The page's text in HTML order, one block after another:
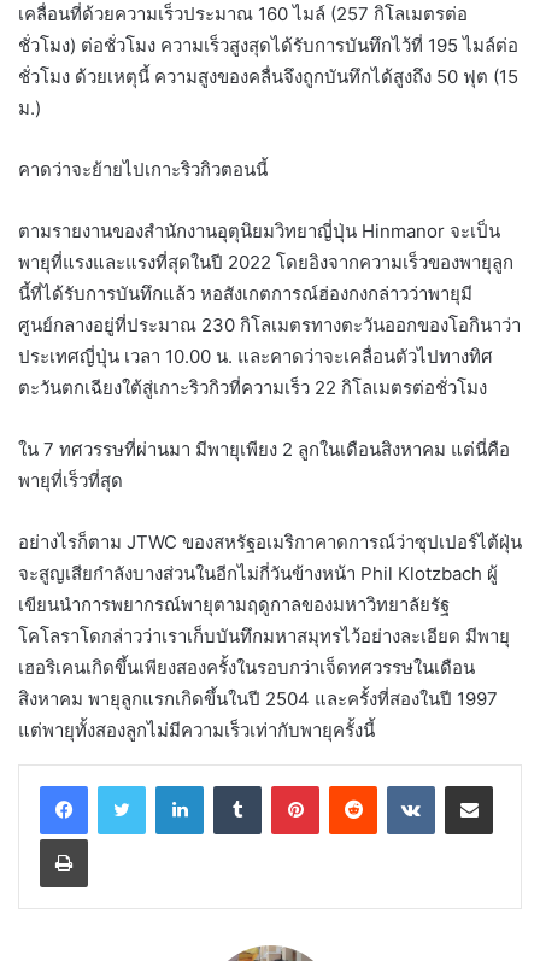
เคลื่อนที่ด้วยความเร็วประมาณ 160 ไมล์ (257 กิโลเมตรต่อ
ชั่วโมง) ต่อชั่วโมง ความเร็วสูงสุดได้รับการบันทึกไว้ที่ 195 ไมล์ต่อ
ชั่วโมง ด้วยเหตุนี้ ความสูงของคลื่นจึงถูกบันทึกได้สูงถึง 50 ฟุต (15
ม.)
คาดว่าจะย้ายไปเกาะริวกิวตอนนี้
ตามรายงานของสำนักงานอุตุนิยมวิทยาญี่ปุ่น Hinmanor จะเป็น
พายุที่แรงและแรงที่สุดในปี 2022 โดยอิงจากความเร็วของพายุลูก
นี้ที่ได้รับการบันทึกแล้ว หอสังเกตการณ์ฮ่องกงกล่าวว่าพายุมี
ศูนย์กลางอยู่ที่ประมาณ 230 กิโลเมตรทางตะวันออกของโอกินาว่า
ประเทศญี่ปุ่น เวลา 10.00 น. และคาดว่าจะเคลื่อนตัวไปทางทิศ
ตะวันตกเฉียงใต้สู่เกาะริวกิวที่ความเร็ว 22 กิโลเมตรต่อชั่วโมง
ใน 7 ทศวรรษที่ผ่านมา มีพายุเพียง 2 ลูกในเดือนสิงหาคม แต่นี่คือ
พายุที่เร็วที่สุด
อย่างไรก็ตาม JTWC ของสหรัฐอเมริกาคาดการณ์ว่าซุปเปอร์ไต้ฝุ่น
จะสูญเสียกำลังบางส่วนในอีกไม่กี่วันข้างหน้า Phil Klotzbach ผู้
เขียนนำการพยากรณ์พายุตามฤดูกาลของมหาวิทยาลัยรัฐ
โคโลราโดกล่าวว่าเราเก็บบันทึกมหาสมุทรไว้อย่างละเอียด มีพายุ
เฮอริเคนเกิดขึ้นเพียงสองครั้งในรอบกว่าเจ็ดทศวรรษในเดือน
สิงหาคม พายุลูกแรกเกิดขึ้นในปี 2504 และครั้งที่สองในปี 1997
แต่พายุทั้งสองลูกไม่มีความเร็วเท่ากับพายุครั้งนี้
LinkedInTumblr PinterestReddit VKontakteShare via Email
Print